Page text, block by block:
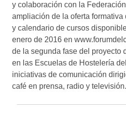
y colaboración con la
ampliación de la oferta formativa
y calendario de cursos
enero de 2016 en
de la segunda fase del proyecto
en las Escuelas de Hostelería
iniciativas de comunicación
café en prensa, radio y televisión.